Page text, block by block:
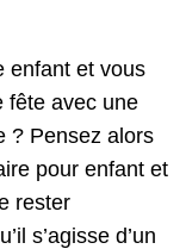
enfant et vous
fête avec une
? Pensez alors
pour enfant et
rester
s’agisse d’un